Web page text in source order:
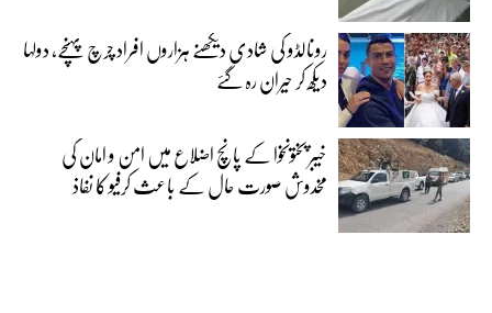
رونالڈو کی شادی دیکھنے ہزاروں افراد چرچ پہنچے، دولہا
دیکھ کر حیران رہ گئے
خیبر پختونخوا کے پانچ اضلاع میں امن و امان کی
مخدوش صورت حال کے باعث کرفیو کا نفاذ